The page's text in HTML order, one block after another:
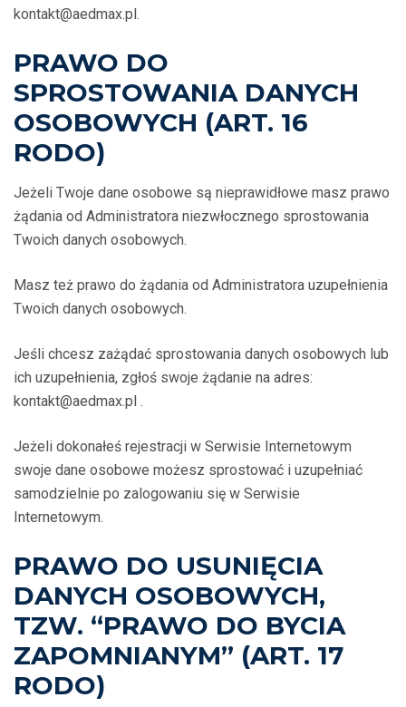
kontakt@aedmax.pl.
PRAWO DO
SPROSTOWANIA DANYCH
OSOBOWYCH (ART. 16
RODO)
Jeżeli Twoje dane osobowe są nieprawidłowe masz prawo
żądania od Administratora niezwłocznego sprostowania
Twoich danych osobowych.
Masz też prawo do żądania od Administratora uzupełnienia
Twoich danych osobowych.
Jeśli chcesz zażądać sprostowania danych osobowych lub
ich uzupełnienia, zgłoś swoje żądanie na adres:
kontakt@aedmax.pl .
Jeżeli dokonałeś rejestracji w Serwisie Internetowym
swoje dane osobowe możesz sprostować i uzupełniać
samodzielnie po zalogowaniu się w Serwisie
Internetowym.
PRAWO DO USUNIĘCIA
DANYCH OSOBOWYCH,
TZW. “PRAWO DO BYCIA
ZAPOMNIANYM” (ART. 17
RODO)